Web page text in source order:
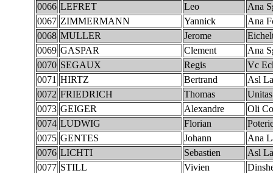
0066 LEFRET Leo
Ana
0067 ZIMMERMANN Yannick
Ana
0068 MULLER Jerome
0069 GASPAR Clement
Ana
0070 SEGAUX Regis
Vc
0071 HIRTZ Bertrand
Asl
0072 FRIEDRICH Thomas
0073 GEIGER Alexandre
Oli
0074 LUDWIG Florian
0075 GENTES Johann
Ana
0076 LICHTI Sebastien
Asl
0077 STILL Vivien